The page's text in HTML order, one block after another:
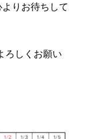
りお待ちして
ろしくお願い